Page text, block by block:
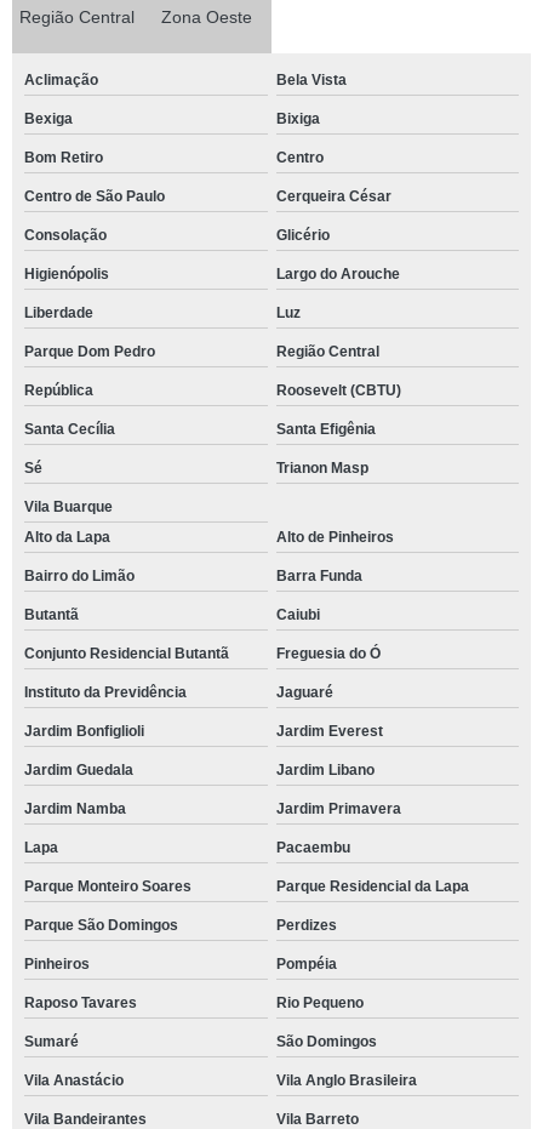
Região Central Zona Oeste
Aclimação Bela Vista
Bexiga Bixiga
Bom Retiro Centro
Centro de São Paulo Cerqueira César
Consolação Glicério
Higienópolis Largo do Arouche
Liberdade Luz
Parque Dom Pedro Região Central
República Roosevelt (CBTU)
Santa Cecília Santa Efigênia
Sé Trianon Masp
Vila Buarque
Alto da Lapa
Alto de Pinheiros
Bairro do Limão Barra Funda
Butantã Caiubi
Conjunto Residencial Butantã Freguesia do Ó
Instituto da Previdência Jaguaré
Jardim Bonfiglioli Jardim Everest
Jardim Guedala Jardim Libano
Jardim Namba Jardim Primavera
Lapa Pacaembu
Parque Monteiro Soares Parque Residencial da Lapa
Parque São Domingos Perdizes
Pinheiros Pompéia
Raposo Tavares Rio Pequeno
Sumaré São Domingos
Vila Anastácio Vila Anglo Brasileira
Vila Bandeirantes Vila Barreto